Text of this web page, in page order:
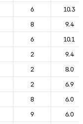
6
10.3
8
9.4
6
10.1
2
9.4
2
8.0
2
6.9
8
6.0
9
6.0